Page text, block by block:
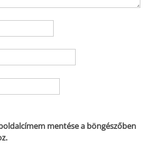
mentése a böngészőben